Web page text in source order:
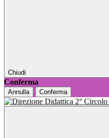
Chiudi
Conferma
Annulla Conferma